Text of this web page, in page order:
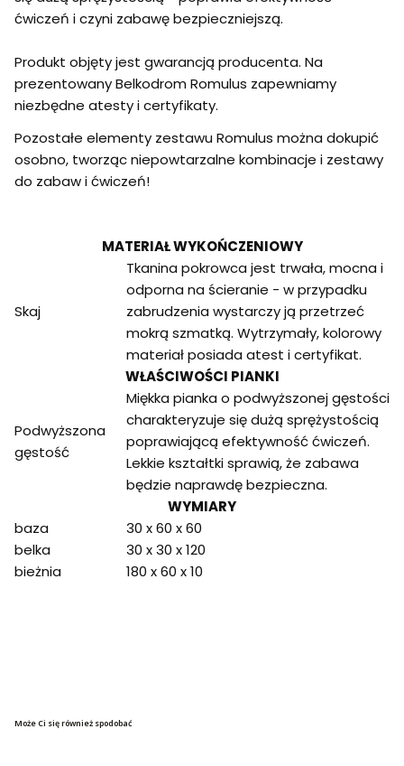
ćwiczeń i czyni zabawę bezpieczniejszą.
Produkt objęty jest gwarancją producenta. Na
prezentowany Belkodrom Romulus zapewniamy
niezbędne atesty i certyfikaty.
Pozostałe elementy zestawu Romulus można dokupić
osobno, tworząc niepowtarzalne kombinacje i zestawy
do zabaw i ćwiczeń!
MATERIAŁ WYKOŃCZENIOWY
Skaj
Tkanina pokrowca jest trwała, mocna i
odporna na ścieranie - w przypadku
zabrudzenia wystarczy ją przetrzeć
mokrą szmatką. Wytrzymały, kolorowy
materiał posiada atest i certyfikat.
WŁAŚCIWOŚCI PIANKI
Podwyższona
gęstość
Miękka pianka o podwyższonej gęstości
charakteryzuje się dużą sprężystością
poprawiającą efektywność ćwiczeń.
Lekkie kształtki sprawią, że zabawa
będzie naprawdę bezpieczna.
WYMIARY
baza
30 x 60 x 60
belka
30 x 30 x 120
bieżnia
180 x 60 x 10
Może Ci się również spodobać